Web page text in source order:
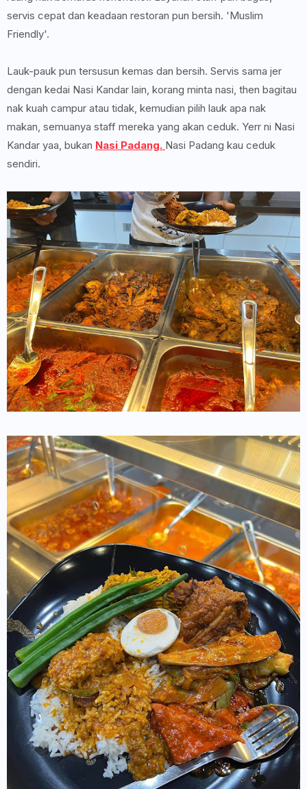
servis cepat dan keadaan restoran pun bersih. 'Muslim
Friendly'.
Lauk-pauk pun tersusun kemas dan bersih. Servis sama jer
dengan kedai Nasi Kandar lain, korang minta nasi, then bagitau
nak kuah campur atau tidak, kemudian pilih lauk apa nak
makan, semuanya staff mereka yang akan ceduk. Yerr ni Nasi
Kandar yaa, bukan Nasi Padang. Nasi Padang kau ceduk
sendiri.